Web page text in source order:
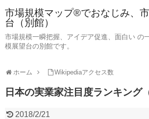
市場規模マップ®でおなじみ、
台（別館）
市場規模一瞬把握、アイデア促進、面白い の
模展望台の別館です。
ホーム Wikipediaアクセス数
日本の実業家注目度ランキング
2018/2/21